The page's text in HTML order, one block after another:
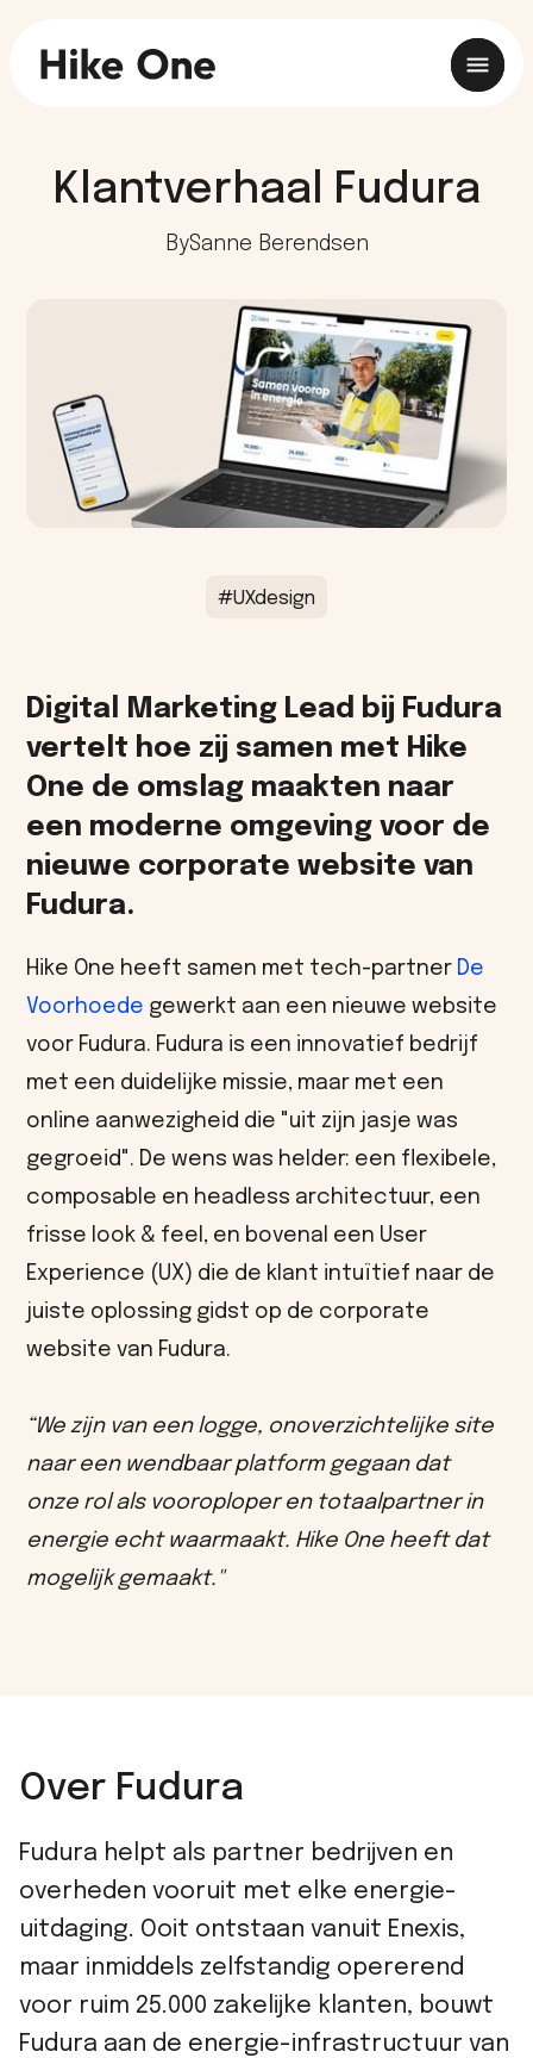
Klantverhaal Fudura
BySanne Berendsen
#UXdesign
Digital Marketing Lead bij Fudura
vertelt hoe zij samen met Hike
One de omslag maakten naar
een moderne omgeving voor de
nieuwe corporate website van
Fudura.
Hike One heeft samen met tech-partner De
Voorhoede gewerkt aan een nieuwe website
voor Fudura. Fudura is een innovatief bedrijf
met een duidelijke missie, maar met een
online aanwezigheid die "uit zijn jasje was
gegroeid". De wens was helder: een flexibele,
composable en headless architectuur, een
frisse look & feel, en bovenal een User
Experience (UX) die de klant intuïtief naar de
juiste oplossing gidst op de corporate
website van Fudura.
“We zijn van een logge, onoverzichtelijke site
naar een wendbaar platform gegaan dat
onze rol als vooroploper en totaalpartner in
energie echt waarmaakt. Hike One heeft dat
mogelijk gemaakt."
Over Fudura
Fudura helpt als partner bedrijven en
overheden vooruit met elke energie-
uitdaging. Ooit ontstaan vanuit Enexis,
maar inmiddels zelfstandig opererend
voor ruim 25.000 zakelijke klanten, bouwt
Fudura aan de energie-infrastructuur van